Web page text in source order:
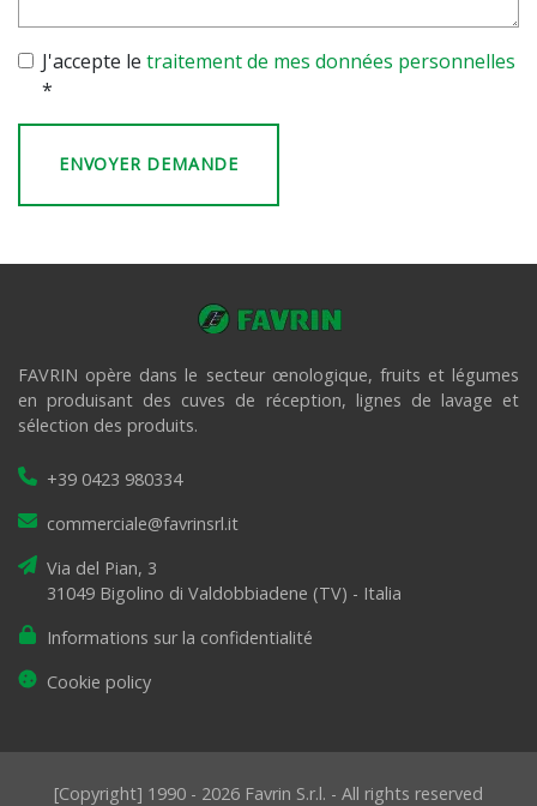
J'accepte le traitement de mes données personnelles
*
FAVRIN opère dans le secteur œnologique, fruits et légumes
en produisant des cuves de réception, lignes de lavage et
sélection des produits.
+39 0423 980334
commerciale@favrinsrl.it
Via del Pian, 3
31049 Bigolino di Valdobbiadene (TV) - Italia
Informations sur la confidentialité
Cookie policy
[Copyright] 1990 - 2026 Favrin S.r.l. - All rights reserved